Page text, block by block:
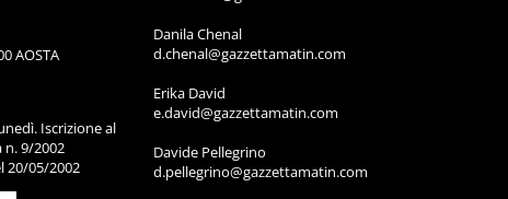
AOSTA
Iscrizione al
n. 9/2002
20/05/2002
Danila Chenal
d.chenal@gazzettamatin.com
Erika David
e.david@gazzettamatin.com
Davide Pellegrino
d.pellegrino@gazzettamatin.com